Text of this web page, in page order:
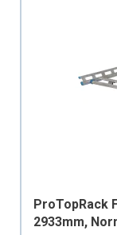
ProTopRack
2933mm,